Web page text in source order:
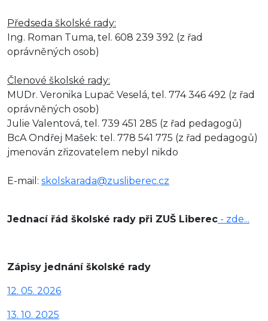
Předseda školské rady:
Ing. Roman Tuma, tel. 608 239 392 (z řad
oprávněných osob)
Členové školské rady:
MUDr. Veronika Lupač Veselá, tel. 774 346 492 (z řad
oprávněných osob)
Julie Valentová, tel. 739 451 285 (z řad pedagogů)
BcA Ondřej Mašek: tel. 778 541 775 (z řad pedagogů)
jmenován zřizovatelem nebyl nikdo
E-mail: skolskarada@zusliberec.cz
Jednací řád školské rady při ZUŠ Liberec - zde...
Zápisy jednání školské rady
12. 05. 2026
13. 10. 2025